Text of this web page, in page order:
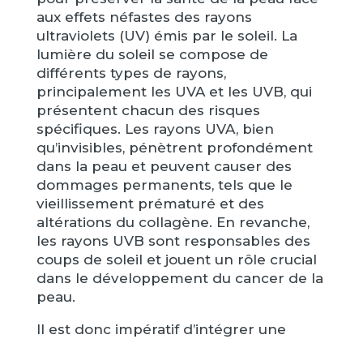
aux effets néfastes des rayons
ultraviolets (UV) émis par le soleil. La
lumière du soleil se compose de
différents types de rayons,
principalement les UVA et les UVB, qui
présentent chacun des risques
spécifiques. Les rayons UVA, bien
qu’invisibles, pénètrent profondément
dans la peau et peuvent causer des
dommages permanents, tels que le
vieillissement prématuré et des
altérations du collagène. En revanche,
les rayons UVB sont responsables des
coups de soleil et jouent un rôle crucial
dans le développement du cancer de la
peau.
Il est donc impératif d’intégrer une